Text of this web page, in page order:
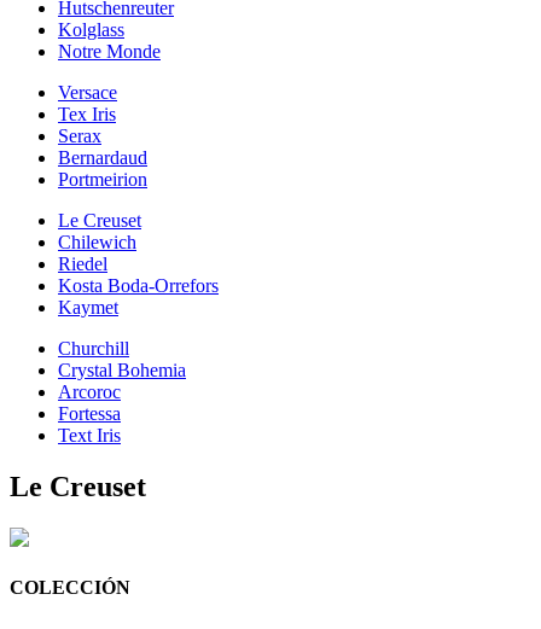
Hutschenreuter
Kolglass
Notre Monde
Versace
Tex Iris
Serax
Bernardaud
Portmeirion
Le Creuset
Chilewich
Riedel
Kosta Boda-Orrefors
Kaymet
Churchill
Crystal Bohemia
Arcoroc
Fortessa
Text Iris
Le Creuset
COLECCIÓN